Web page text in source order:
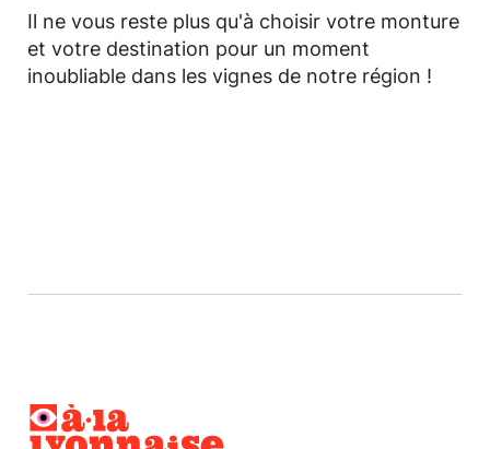
Il ne vous reste plus qu'à choisir votre monture
et votre destination pour un moment
inoubliable dans les vignes de notre région !